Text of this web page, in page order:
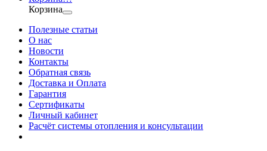
Корзина
Полезные статьи
О нас
Новости
Контакты
Обратная связь
Доставка и Оплата
Гарантия
Сертификаты
Личный кабинет
Расчёт системы отопления и консультации